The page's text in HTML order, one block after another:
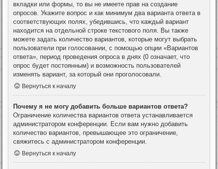
вкладки или формы, то вы не имеете прав на создание
опросов. Укажите вопрос и как минимум два варианта ответа в
соответствующих полях, убедившись, что каждый вариант
находится на отдельной строке текстового поля. Вы также
можете задать количество вариантов, которые могут выбрать
пользователи при голосовании, с помощью опции «Вариантов
ответа», период проведения опроса в днях (0 означает, что
опрос будет постоянным) и возможность пользователей
изменять вариант, за который они проголосовали.
Вернуться к началу
Почему я не могу добавить больше вариантов ответа?
Ограничение количества вариантов ответа устанавливается
администратором конференции. Если вам нужно добавить
количество вариантов, превышающее это ограничение,
свяжитесь с администратором конференции.
Вернуться к началу